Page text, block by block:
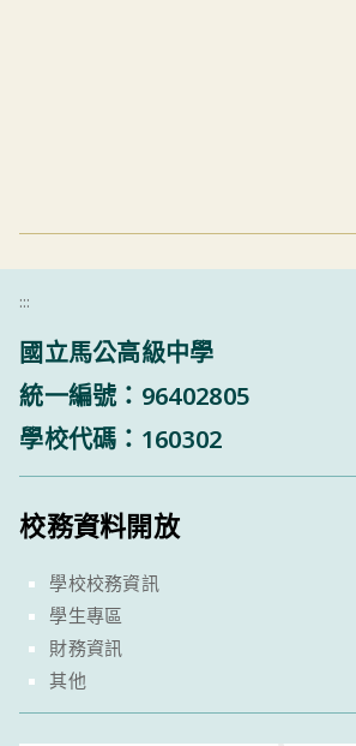
:::
國立馬公高級中學
統一編號：96402805
學校代碼：160302
校務資料開放
學校校務資訊
學生專區
財務資訊
其他